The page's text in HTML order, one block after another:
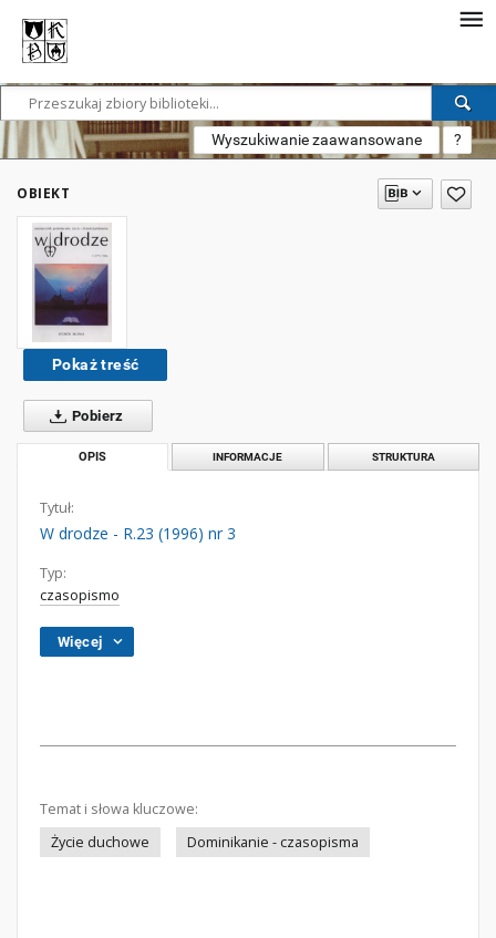
Wyszukiwanie zaawansowane ?
OBIEKT
Pokaż treść
Pobierz
OPIS INFORMACJE STRUKTURA
Tytuł:
W drodze - R.23 (1996) nr 3
Typ:
czasopismo
Więcej
Temat i słowa kluczowe:
Życie duchowe
Dominikanie - czasopisma